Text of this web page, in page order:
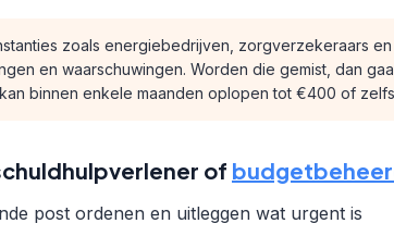
zoals energiebedrijven, zorgverzekeraars
en waarschuwingen. Worden die gemist, dan
binnen enkele maanden oplopen tot €400 of
of
post ordenen en uitleggen wat urgent is